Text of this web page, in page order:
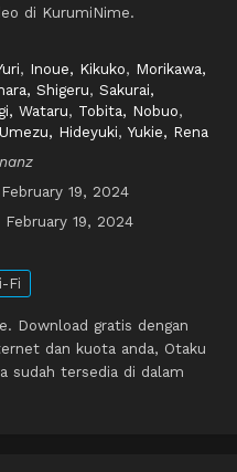
di KurumiNime.
, Inoue, Kikuko, Morikawa,
Shigeru, Sakurai,
Wataru, Tobita, Nobuo,
Umezu, Hideyuki, Yukie, Rena
nanz
February 19, 2024
February 19, 2024
Fi
Download gratis dengan
dan kuota anda, Otaku
sudah tersedia di dalam